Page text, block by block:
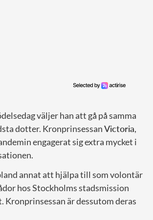
väljer han att gå på samma
dotter. KronprinsessanVictoria,
engagerat sig extra mycket i
annat att hjälpa till som volontär
hos Stockholms stadsmission
Kronprinsessan är dessutom deras